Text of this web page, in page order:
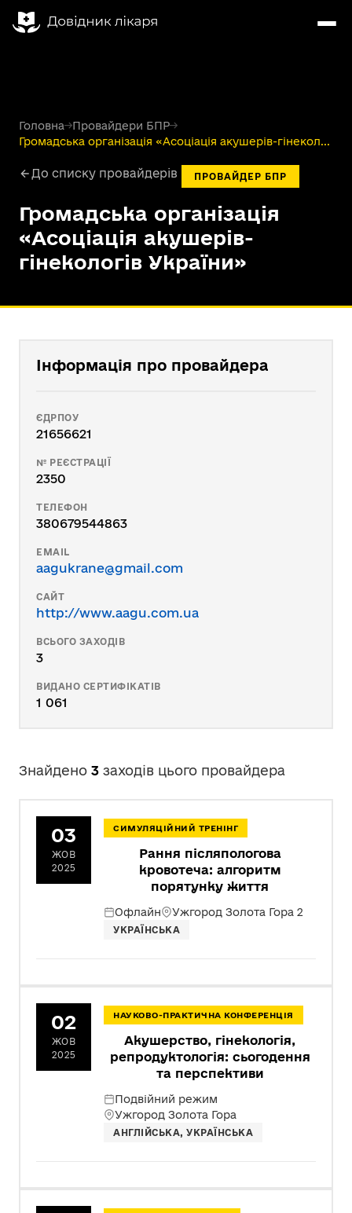
Головна→Провайдери БПР→
Громадська організація «Асоціація акушерів-гінекол...
До списку провайдерів ПРОВАЙДЕР БПР
Громадська організація
«Асоціація акушерів-
гінекологів України»
Інформація про провайдера
ЄДРПОУ
21656621
№ РЕЄСТРАЦІЇ
2350
ТЕЛЕФОН
380679544863
EMAIL
aagukrane@gmail.com
САЙТ
http://www.aagu.com.ua
ВСЬОГО ЗАХОДІВ
3
ВИДАНО СЕРТИФІКАТІВ
1 061
Знайдено 3 заходів цього провайдера
03
ЖОВ
2025
СИМУЛЯЦІЙНИЙ ТРЕНІНГ
Рання післяпологова
кровотеча: алгоритм
порятунку життя
Офлайн Ужгород Золота Гора 2
УКРАЇНСЬКА
02
ЖОВ
2025
НАУКОВО-ПРАКТИЧНА КОНФЕРЕНЦІЯ
Акушерство, гінекологія,
репродуктологія: сьогодення
та перспективи
Подвійний режим
Ужгород Золота Гора
АНГЛІЙСЬКА, УКРАЇНСЬКА